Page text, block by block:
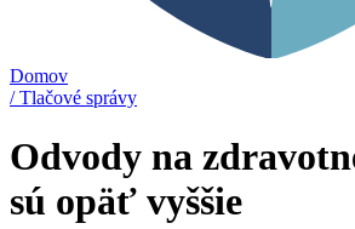
Domov
/ Tlačové správy
Odvody na
sú opäť vyššie